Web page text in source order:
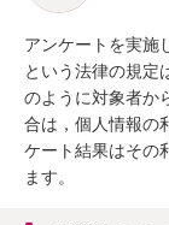
アンケートを実施
という法律の規定
のように対象者か
合は，個人情報の
ケート結果はその
ます。